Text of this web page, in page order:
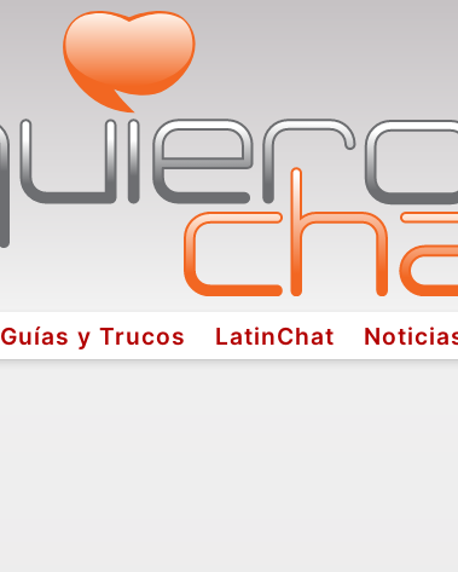
Guías y Trucos LatinChat